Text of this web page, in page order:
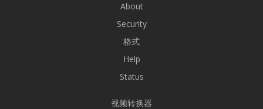
About
Security
格式
Help
Status
视频转换器